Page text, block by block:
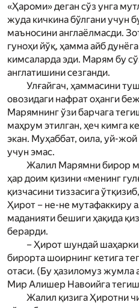
«Ҳароми» деган сўз унга
жуда кичкина бўлгани учун
маъносини англаёлмасди.
гуноҳи йўқ, ҳамма айб
кимсаларда эди. Мар­ям бу
англатишини сезганди.
Улғайгач, ҳаммасини
овозидаги нафрат оҳанги
Мар­ямнинг ўзи барчага
маҳрум этилган, ҳеч кимга
экан. Муҳаббат, оила, уй-
учун эмас.
Жалил Мар­ямни бирор
ҳар доим қизини «менинг
қизчасини тиззасига
Ҳирот – не-не мутафаккиру
маданияти бешиги ҳақида
берарди.
– Ҳирот шундай шаҳарки,
бирорта шоирнинг кетига
отаси. (Бу ҳазиломуз жумла
Мир Алишер Навоийга
Жалил қизига Ҳиротни